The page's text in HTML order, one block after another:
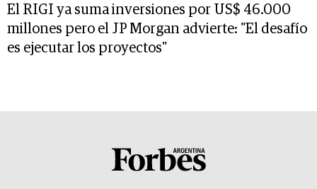
El RIGI ya suma inversiones por US$ 46.000
millones pero el JP Morgan advierte: "El desafío
es ejecutar los proyectos"